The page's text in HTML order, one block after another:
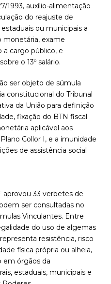
1993, auxílio-alimentação
do reajuste de
ou municipais a
monetária, exame
a cargo público, e
o 13º salário.
ser objeto de súmula
constitucional do Tribunal
da União para definição
fixação do BTN fiscal
aplicável aos
Collor I, e a imunidade
de assistência social
aprovou 33 verbetes de
ser consultadas no
Vinculantes. Entre
do uso de algemas
resistência, risco
física própria ou alheia,
em órgãos da
estaduais, municipais e